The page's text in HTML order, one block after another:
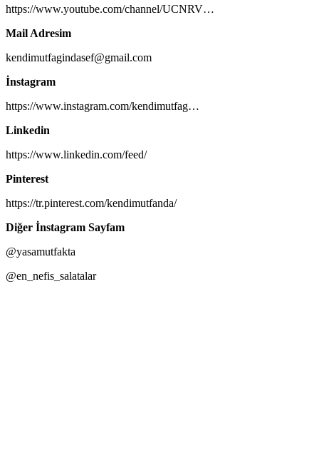
https://www.youtube.com/channel/UCNRV​​…
Mail Adresim
kendimutfagindasef@gmail.com
İnstagram
https://www.instagram.com/kendimutfag​​…
Linkedin
https://www.linkedin.com/feed/​​
Pinterest
https://tr.pinterest.com/kendimutfanda/​​
Diğer İnstagram Sayfam
@yasamutfakta
@en_nefis_salatalar